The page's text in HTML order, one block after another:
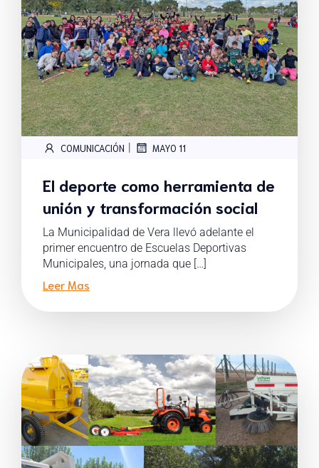
COMUNICACIÓN | MAYO 11
El deporte como herramienta de
unión y transformación social
La Municipalidad de Vera llevó adelante el
primer encuentro de Escuelas Deportivas
Municipales, una jornada que […]
Leer Mas